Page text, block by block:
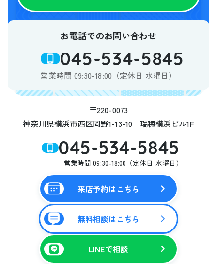
お電話でのお問い合わせ
045-534-5845
営業時間 09:30-18:00（定休日 水曜日）
〒220-0073
神奈川県横浜市西区岡野1-13-10 瑞穂横浜ビル1F
来店予約はこちら
無料相談はこちら
LINEで相談
045-534-5845
営業時間 09:30-18:00（定休日 水曜日）